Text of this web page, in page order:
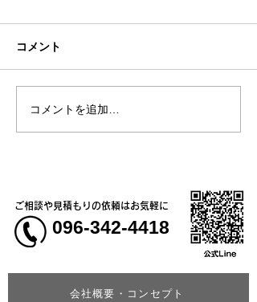
熊本地震明けの営業につ
いてのお知らせ
コメント
コメントを追加…
会社概要・コンセプト
ご相談や見積もりの依頼はお気軽に
096-342-4418